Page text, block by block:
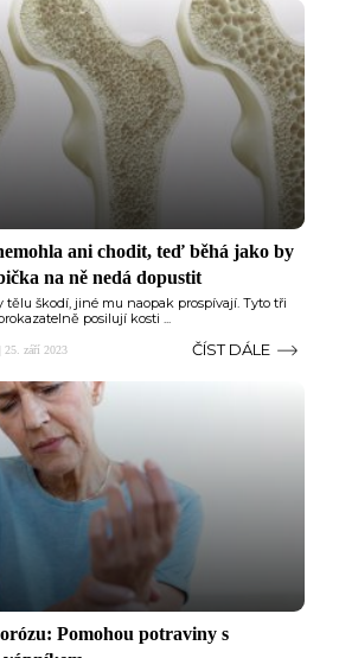
ani chodit, teď běhá jako by
na ně nedá dopustit
tělu škodí, jiné mu naopak prospívají. Tyto tři
posilují kosti ...
25. září 2023 ČÍST DÁLE
Pomohou potraviny s